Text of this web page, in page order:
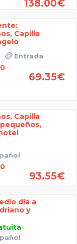
138.00€
Capilla
Entrada
69.35€
Capilla
93.55€
día a
y